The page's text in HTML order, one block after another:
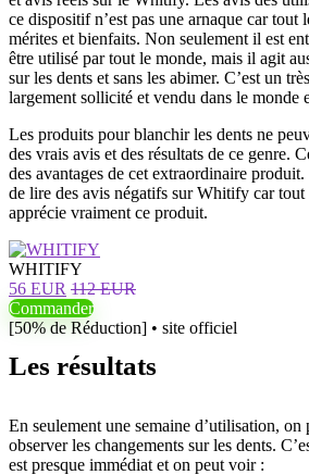
ce dispositif n’est pas une arnaque car tout
mérites et bienfaits. Non seulement il est
être utilisé par tout le monde, mais il agit
sur les dents et sans les abimer. C’est un
largement sollicité et vendu dans le monde
Les produits pour blanchir les dents ne
des vrais avis et des résultats de ce genre.
des avantages de cet extraordinaire
de lire des avis négatifs sur Whitify car
apprécie vraiment ce produit.
WHITIFY
56 EUR 112 EUR
Commander
[50% de Réduction] • site officiel
Les résultats
En seulement une semaine d’utilisation, on
observer les changements sur les dents.
est presque immédiat et on peut voir :